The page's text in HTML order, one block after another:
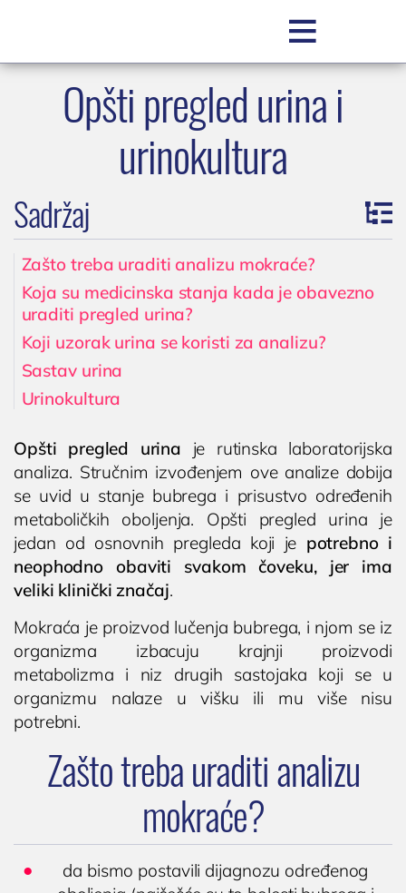

SR
POLIKLINIKA BOCOKIĆ
O nama
Zakažite pregled
Zakažite uslugu / testiranje
Lokacija
Tim doktora
AKTIVNOSTI
Novosti i obaveštenja
Blog
Pregled urologa sa ultrazvukom
Dijagnostika i lečenje polno prenosivih
oboljenja
Lečenje prostate
Postavljanje, skidanje i zamena katetera u
Nišu
Ispitivanje uzroka neplodnosti i spermogram
Operacija fimoze
Kondilomi, dijagnostika i lečenje
Opšti pregled urina i
urinokultura
Sadržaj
Zašto treba uraditi analizu mokraće?
Koja su medicinska stanja kada je obavezno
uraditi pregled urina?
Koji uzorak urina se koristi za analizu?
Sastav urina
Urinokultura
Opšti pregled urina je rutinska laboratorijska
analiza. Stručnim izvođenjem ove analize dobija
se uvid u stanje bubrega i prisustvo određenih
metaboličkih oboljenja. Opšti pregled urina je
jedan od osnovnih pregleda koji je potrebno i
neophodno obaviti svakom čoveku, jer ima
veliki klinički značaj.
Mokraća je proizvod lučenja bubrega, i njom se iz
organizma izbacuju krajnji proizvodi
metabolizma i niz drugih sastojaka koji se u
organizmu nalaze u višku ili mu više nisu
potrebni.
Zašto treba uraditi analizu
mokraće?
da bismo postavili dijagnozu određenog